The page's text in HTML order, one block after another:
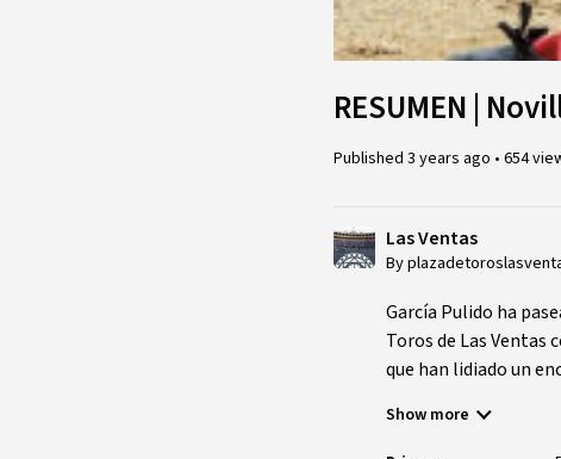
RESUMEN |
Published 3 years ago • 654
Las Ventas
By
García Pulido ha
Toros de Las
que han lidiado un
Show more